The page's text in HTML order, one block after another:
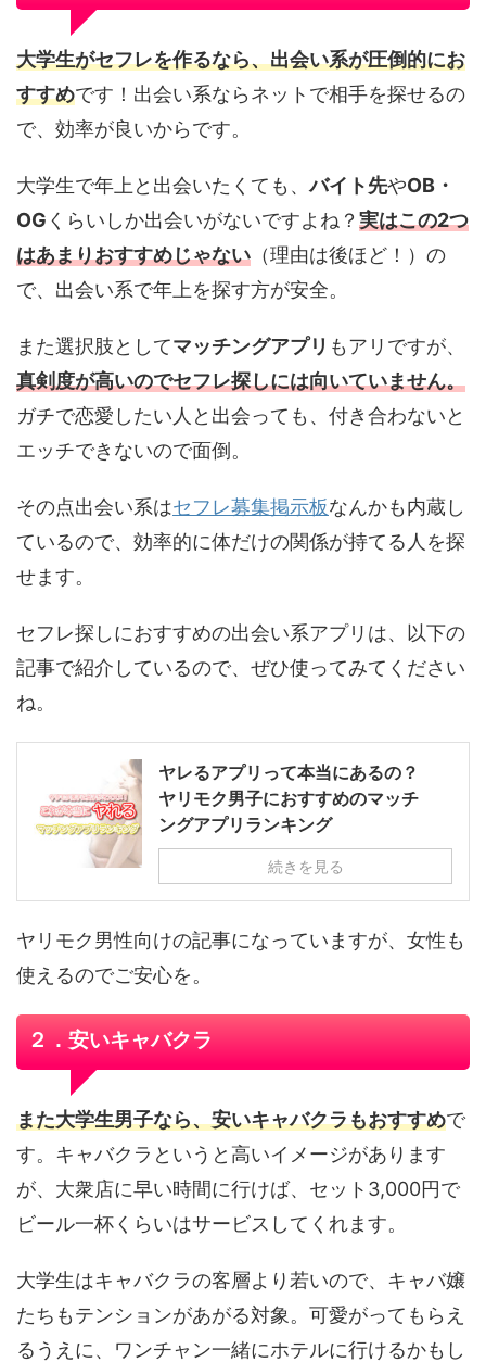
大学生がセフレを作るなら、出会い系が圧倒的にお
すすめです！出会い系ならネットで相手を探せるの
で、効率が良いからです。
大学生で年上と出会いたくても、バイト先やOB・
OG くらいしか出会いがないですよね？ 実はこの2つ
はあまりおすすめじゃない （理由は後ほど！）の
で、出会い系で年上を探す方が安全。
また選択肢としてマッチングアプリ もアリですが、
真剣度が高いのでセフレ探しには向いていません。
ガチで恋愛したい人と出会っても、付き合わないと
エッチできないので面倒。
その点出会い系はセフレ募集掲示板なんかも内蔵し
ているので、効率的に体だけの関係が持てる人を探
せます。
セフレ探しにおすすめの出会い系アプリは、以下の
記事で紹介しているので、ぜひ使ってみてください
ね。
ヤレるアプリって本当にあるの？
ヤリモク男子におすすめのマッチ
ングアプリランキング
続きを見る
ヤリモク男性向けの記事になっていますが、女性も
使えるのでご安心を。
２．安いキャバクラ
また大学生男子なら、安いキャバクラもおすすめで
す。キャバクラというと高いイメージがあります
が、大衆店に早い時間に行けば、セット3,000円で
ビール一杯くらいはサービスしてくれます。
大学生はキャバクラの客層より若いので、キャバ嬢
たちもテンションがあがる対象。可愛がってもらえ
るうえに、ワンチャン一緒にホテルに行けるかもし